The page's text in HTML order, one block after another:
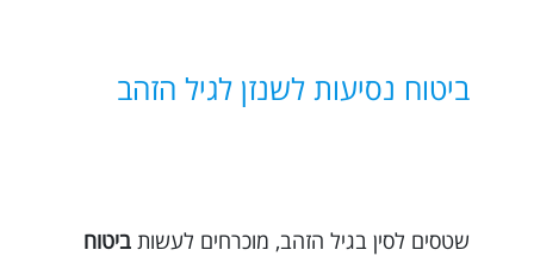
ביטוח נסיעות לשנזן לגיל הזהב
שטסים לסין בגיל הזהב, מוכרחים לעשות ביטוח